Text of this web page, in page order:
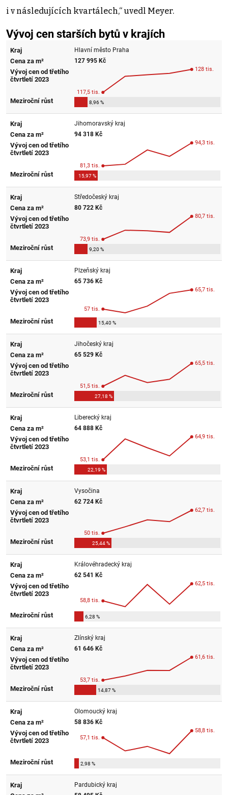
i v následujících kvartálech,“ uvedl Meyer.